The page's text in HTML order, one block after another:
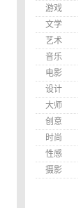
游戏
文学
艺术
音乐
电影
设计
大师
创意
时尚
性感
摄影